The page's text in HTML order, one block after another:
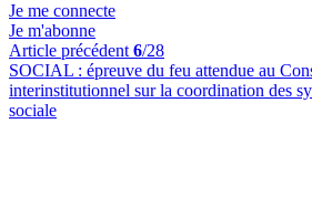
Je me connecte
Je m'abonne
Article précédent 6/28
SOCIAL : épreuve du feu attendue au
interinstitutionnel sur la coordination des
sociale